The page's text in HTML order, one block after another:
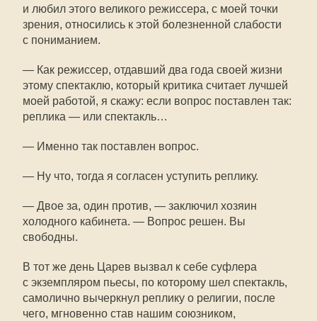
и любил этого великого режиссера, с моей точки
зрения, относились к этой болезненной слабости
с пониманием.
— Как режиссер, отдавший два года своей жизни
этому спектаклю, который критика считает лучшей
моей работой, я скажу: если вопрос поставлен так:
реплика — или спектакль…
— Именно так поставлен вопрос.
— Ну что, тогда я согласен уступить реплику.
— Двое за, один против, — заключил хозяин
холодного кабинета. — Вопрос решен. Вы
свободны.
В тот же день Царев вызвал к себе суфлера
с экземпляром пьесы, по которому шел спектакль,
самолично вычеркнул реплику о религии, после
чего, мгновенно став нашим союзником,